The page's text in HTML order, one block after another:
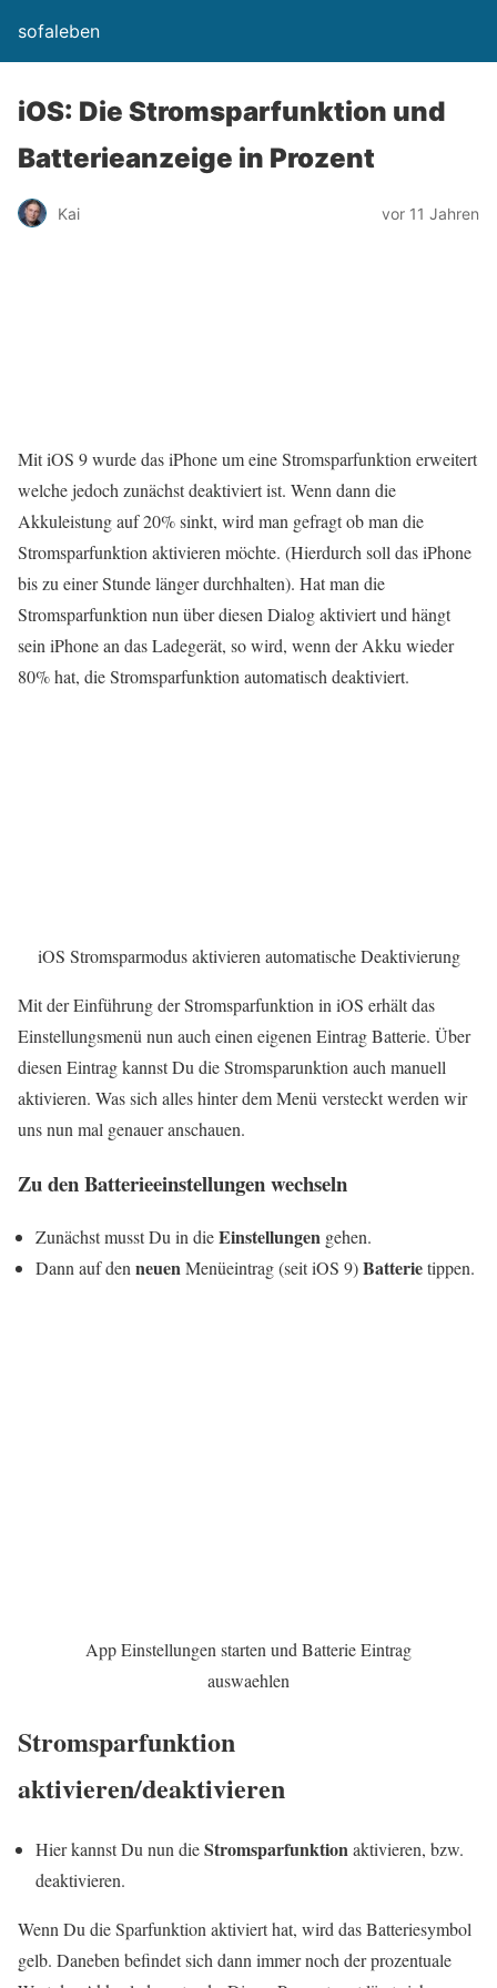
sofaleben
iOS: Die Stromsparfunktion und
Batterieanzeige in Prozent
Kai vor 11 Jahren
Mit iOS 9 wurde das iPhone um eine Stromsparfunktion erweitert
welche jedoch zunächst deaktiviert ist. Wenn dann die
Akkuleistung auf 20% sinkt, wird man gefragt ob man die
Stromsparfunktion aktivieren möchte. (Hierdurch soll das iPhone
bis zu einer Stunde länger durchhalten). Hat man die
Stromsparfunktion nun über diesen Dialog aktiviert und hängt
sein iPhone an das Ladegerät, so wird, wenn der Akku wieder
80% hat, die Stromsparfunktion automatisch deaktiviert.
iOS Stromsparmodus aktivieren automatische Deaktivierung
Mit der Einführung der Stromsparfunktion in iOS erhält das
Einstellungsmenü nun auch einen eigenen Eintrag Batterie. Über
diesen Eintrag kannst Du die Stromsparunktion auch manuell
aktivieren. Was sich alles hinter dem Menü versteckt werden wir
uns nun mal genauer anschauen.
Zu den Batterieeinstellungen wechseln
Zunächst musst Du in dieEinstellungen gehen.
Dann auf denneuenMenüeintrag (seit iOS 9)Batterietippen.
App Einstellungen starten und Batterie Eintrag
auswaehlen
Stromsparfunktion
aktivieren/deaktivieren
Hier kannst Du nun dieStromsparfunktionaktivieren, bzw.
deaktivieren.
Wenn Du die Sparfunktion aktiviert hat, wird das Batteriesymbol
gelb. Daneben befindet sich dann immer noch der prozentuale